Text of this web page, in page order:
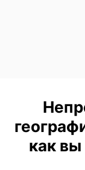
как вы